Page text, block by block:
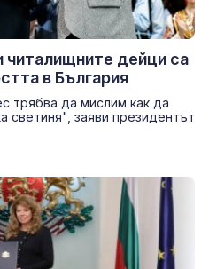
читалищните дейци са
в България
трябва да мислим как да
светиня", заяви президентът